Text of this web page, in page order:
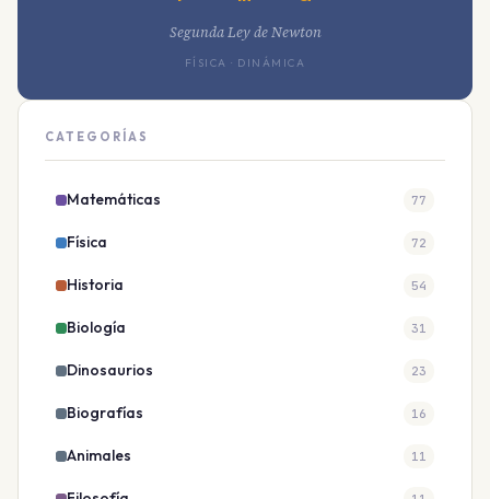
Segunda Ley de Newton
FÍSICA · DINÁMICA
CATEGORÍAS
Matemáticas 77
Física 72
Historia 54
Biología 31
Dinosaurios 23
Biografías 16
Animales 11